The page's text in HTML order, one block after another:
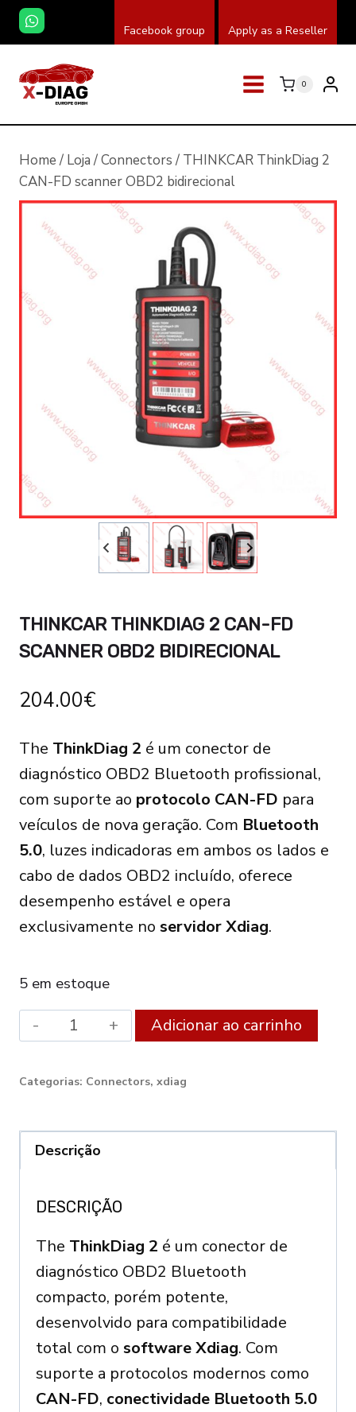
Skip
content
Facebook group Apply as a Reseller
0
Home / Loja /Connectors / THINKCAR ThinkDiag 2
CAN-FD scanner OBD2 bidirecional
THINKCAR THINKDIAG 2 CAN-FD
SCANNER OBD2 BIDIRECIONAL
204.00€
The ThinkDiag 2 é um conector de
diagnóstico OBD2 Bluetooth profissional,
com suporte ao protocolo CAN-FD para
veículos de nova geração. Com Bluetooth
5.0, luzes indicadoras em ambos os lados e
cabo de dados OBD2 incluído, oferece
desempenho estável e opera
exclusivamente no servidor Xdiag.
5 em estoque
THINKCAR
ThinkDiag
Bi-
OBD2
quantity
Adicionar ao carrinho
Categorias: Connectors, xdiag
Descrição
DESCRIÇÃO
The ThinkDiag 2 é um conector de
diagnóstico OBD2 Bluetooth
compacto, porém potente,
desenvolvido para compatibilidade
total com o software Xdiag. Com
suporte a protocolos modernos como
CAN-FD, conectividade Bluetooth 5.0